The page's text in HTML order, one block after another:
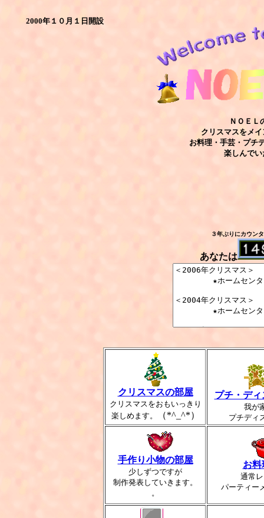
2000年１０月１日開設
ＮＯＥ
クリスマスをメ
お料理・手芸・プチ
楽しんで
３年ぶりにカウン
あなたは
クリスマスの部屋
クリスマスをおもいっきり
楽しめます。
（*^_^*）
プチ・デ
我が
プチディ
手作り小物の部屋
少しずつですが
制作発表していきます。
。
お料
通常
パーティー